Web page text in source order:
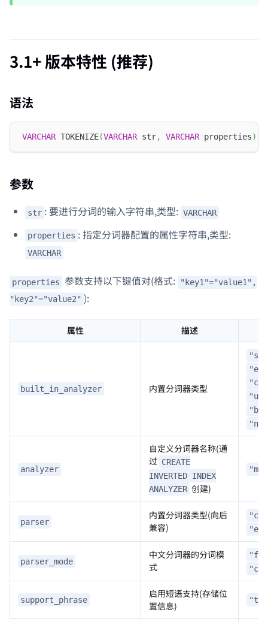
3.1+ 版本特性 (推荐)
语法
VARCHAR TOKENIZE(VARCHAR str, VARCHAR properties)
参数
str : 要进行分词的输入字符串,类型: VARCHAR
properties : 指定分词器配置的属性字符串,类型:
VARCHAR
properties 参数支持以下键值对(格式:
"key1"="value1",
"key2"="value2" ):
属性 描述
built_in_analyzer 内置分词器类型
analyzer
自定义分词器名称(通
过 CREATE
INVERTED INDEX
ANALYZER 创建)
parser
内置分词器类型(向后
兼容)
parser_mode
中文分词器的分词模
式
support_phrase
启用短语支持(存储位
置信息)